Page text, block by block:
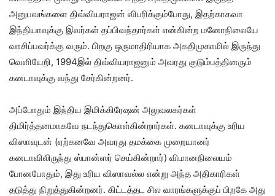
அனுபவங்களை திவ்வியராஜன் விபரிக்கும்போது, இதற்காகவா
இந்தியாவுக்கு இவர்கள் தப்பிவந்தார்கள் என்கின்ற மனோநிலையே
வாசிப்பவர்க்கு வரும். பிறகு ஒருமாதிரியாக அகதிமுகாமில் இருந்து
வெளியேறி, 1994இல் திவ்வியராஜனும் அவரது குடும்பத்தினரும்
கனடாவுக்கு வந்து சேர்கின்றனர்.
அப்போதும் இந்திய இமிக்கிரேஷன் அலுவலகர்கள்
திமிர்த்தனமாகவே நடந்துகொள்கின்றார்கள். கனடாவுக்கு உரிய
விஸாவுடன் (ஏற்கனவே அவரது தமக்கை முறையானர்
கனடாவிலிருந்து ஸ்பான்ஸர் செய்கின்றார்) விமானநிலையம்
போனபோதும், இது உரிய விஸாவல்ல என்று அந்த அதிகாரிகள்
தடுத்து நிறுத்துகின்றனர். கிட்டத்தட சில வாரங்களுக்குப் பிறகே அது